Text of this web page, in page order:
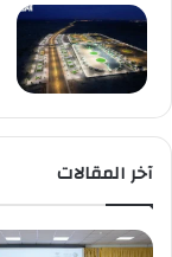
آخر المقالات